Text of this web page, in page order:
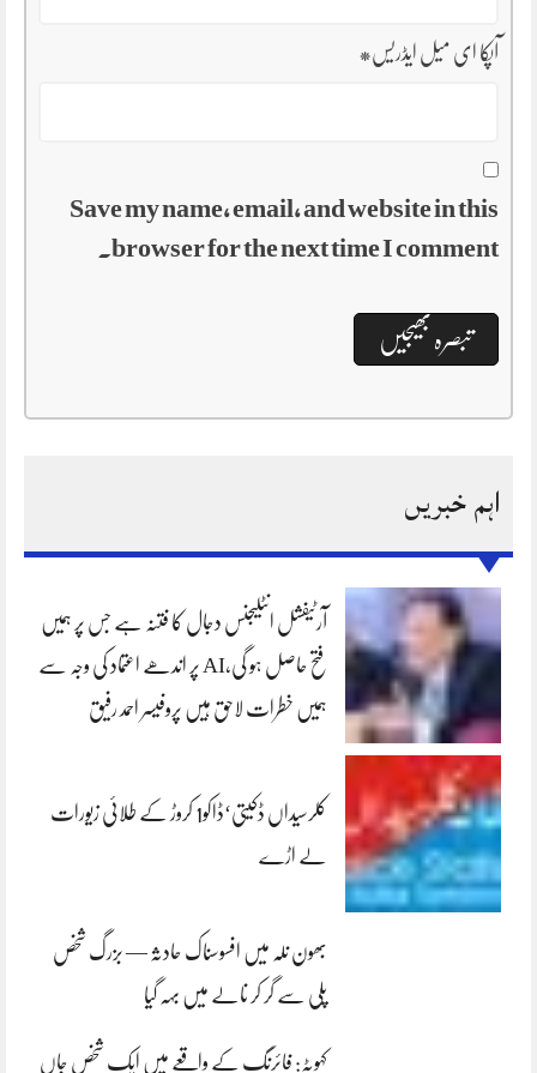
آپکا ای میل ایڈریس*
Save my name, email, and website in this
browser for the next time I comment.
اہم خبریں
آرٹیفشل انٹلیجنس دجال کا فتنہ ہے جس پر ہمیں
فتح حاصل ہو گی،AI پر اندھے اعتماد کی وجہ سے
ہمیں خطرات لاحق ہیں پروفیسر احمد رفیق
کلرسیداں ڈکیتی‘ڈاکو1 کروڑ کے طلائی زیورات
لے اڑے
بھون نلہ میں افسوسناک حادثہ — بزرگ شخص
پلی سے گر کر نالے میں بہہ گیا
کہوٹہ: فائرنگ کے واقعے میں ایک شخص جاں